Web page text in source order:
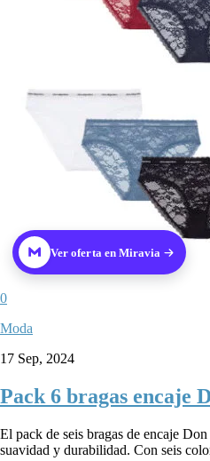
Ver oferta en Miravia
0
Moda
17 Sep, 2024
Pack 6 bragas encaje
El pack de seis bragas de encaje
suavidad y durabilidad. Con seis